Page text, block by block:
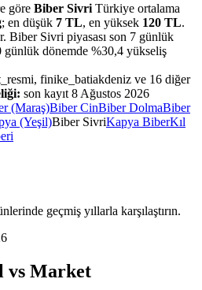
göre Biber Sivri Türkiye ortalama
; en düşük 7 TL, en yüksek 120 TL.
Biber Sivri piyasası son 7 günlük
günlük dönemde %30,4 yükseliş
finike_batiakdeniz ve 16 diğer
son kayıt 8 Ağustos 2026
(Maraş)Biber CinBiber DolmaBiber
(Yeşil)Biber SivriKapya BiberKıl
geçmiş yıllarla karşılaştırın.
Market